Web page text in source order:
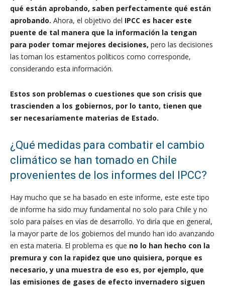
qué están aprobando, saben perfectamente qué están
aprobando. Ahora, el objetivo del IPCC es hacer este
puente de tal manera que la información la tengan
para poder tomar mejores decisiones, pero las decisiones
las toman los estamentos políticos como corresponde,
considerando esta información.
Estos son problemas o cuestiones que son crisis que
trascienden a los gobiernos, por lo tanto, tienen que
ser necesariamente materias de Estado.
¿Qué medidas para combatir el cambio
climático se han tomado en Chile
provenientes de los informes del IPCC?
Hay mucho que se ha basado en este informe, este este tipo
de informe ha sido muy fundamental no solo para Chile y no
solo para países en vías de desarrollo. Yo diría que en general,
la mayor parte de los gobiernos del mundo han ido avanzando
en esta materia. El problema es que no lo han hecho con la
premura y con la rapidez que uno quisiera, porque es
necesario, y una muestra de eso es, por ejemplo, que
las emisiones de gases de efecto invernadero siguen